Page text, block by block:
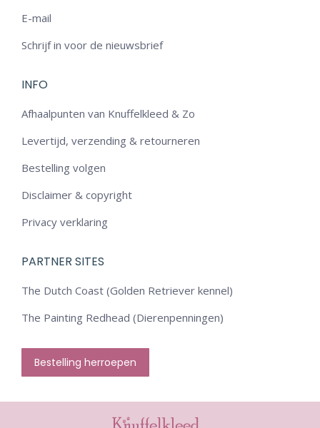
E-mail
Schrijf in voor de nieuwsbrief
INFO
Afhaalpunten van Knuffelkleed & Zo
Levertijd, verzending & retourneren
Bestelling volgen
Disclaimer & copyright
Privacy verklaring
PARTNER SITES
The Dutch Coast (Golden Retriever kennel)
The Painting Redhead (Dierenpenningen)
Bestelling herroepen